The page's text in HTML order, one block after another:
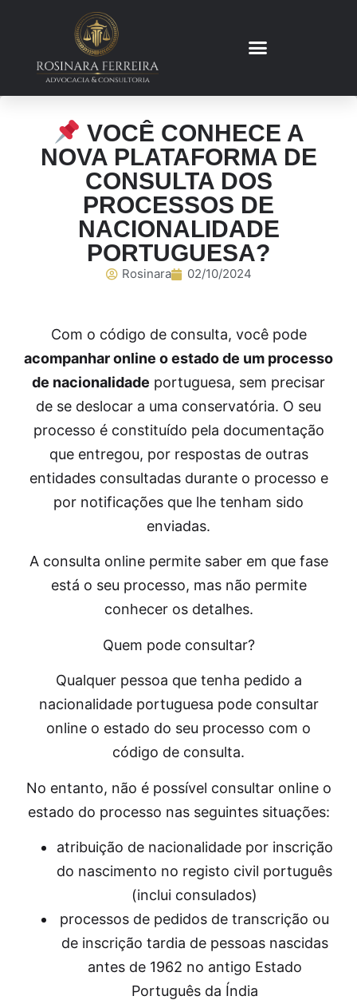
VOCÊ CONHECE A
NOVA PLATAFORMA DE
CONSULTA DOS
PROCESSOS DE
NACIONALIDADE
PORTUGUESA?
Rosinara 02/10/2024
Com o código de consulta, você pode
acompanhar online o estado de um processo
de nacionalidade portuguesa, sem precisar
de se deslocar a uma conservatória. O seu
processo é constituído pela documentação
que entregou, por respostas de outras
entidades consultadas durante o processo e
por notificações que lhe tenham sido
enviadas.
A consulta online permite saber em que fase
está o seu processo, mas não permite
conhecer os detalhes.
Quem pode consultar?
Qualquer pessoa que tenha pedido a
nacionalidade portuguesa pode consultar
online o estado do seu processo com o
código de consulta.
No entanto, não é possível consultar online o
estado do processo nas seguintes situações:
atribuição de nacionalidade por inscrição
do nascimento no registo civil português
(inclui consulados)
processos de pedidos de transcrição ou
de inscrição tardia de pessoas nascidas
antes de 1962 no antigo Estado
Português da Índia